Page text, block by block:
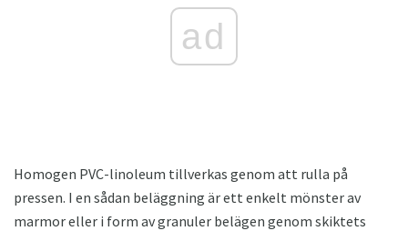
ad
Homogen PVC-linoleum tillverkas genom att rulla på
pressen. I en sådan beläggning är ett enkelt mönster av
marmor eller i form av granuler belägen genom skiktets